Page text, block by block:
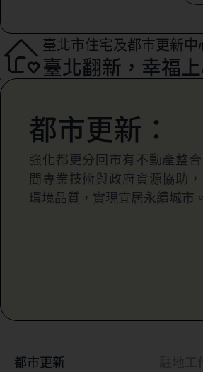
臺北市住宅及都市更新中
臺北翻新，幸福
都市更新
都市更新：
強化都更分回市有不動產整
間專業技術與政府資源協助
環境品質，實現宜居永續城市。